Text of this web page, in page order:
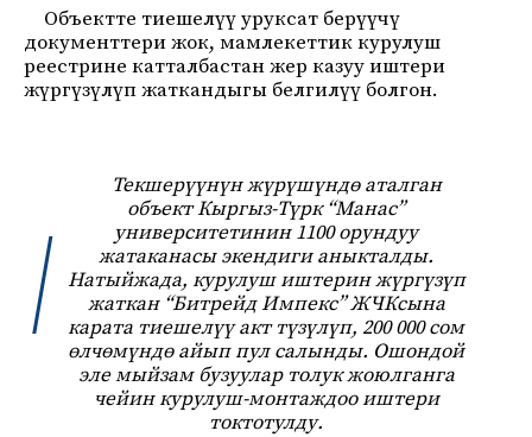
Объектте тиешелүү уруксат берүүчү
документтери жок, мамлекеттик курулуш
реестрине катталбастан жер казуу иштери
жүргүзүлүп жаткандыгы белгилүү болгон.
Текшерүүнүн жүрүшүндө аталган
объект Кыргыз-Түрк “Манас”
университетинин 1100 орундуу
жатаканасы экендиги аныкталды.
Натыйжада, курулуш иштерин жүргүзүп
жаткан “Битрейд Импекс” ЖЧКсына
карата тиешелүү акт түзүлүп, 200 000 сом
өлчөмүндө айып пул салынды. Ошондой
эле мыйзам бузуулар толук жоюлганга
чейин курулуш-монтаждоо иштери
токтотулду.